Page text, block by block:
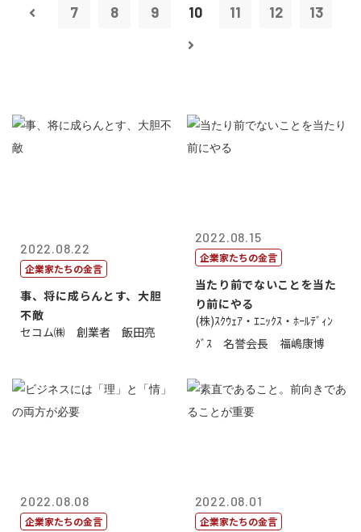
7 8 9 10 11 12 13
2022.08.22
企業家たちの金言
事、将に成らんとす、大胆
不敵
セコム㈱ 創業者 飯田亮
2022.08.15
企業家たちの金言
当たり前でないことを当た
り前にやる
(株)ｽｸｳｪｱ・ｴﾆｯｸｽ・ﾎｰﾙﾃﾞｨﾝ
ｸﾞｽ 名誉会長 福嶋康博
2022.08.08
企業家たちの金言
2022.08.01
企業家たちの金言